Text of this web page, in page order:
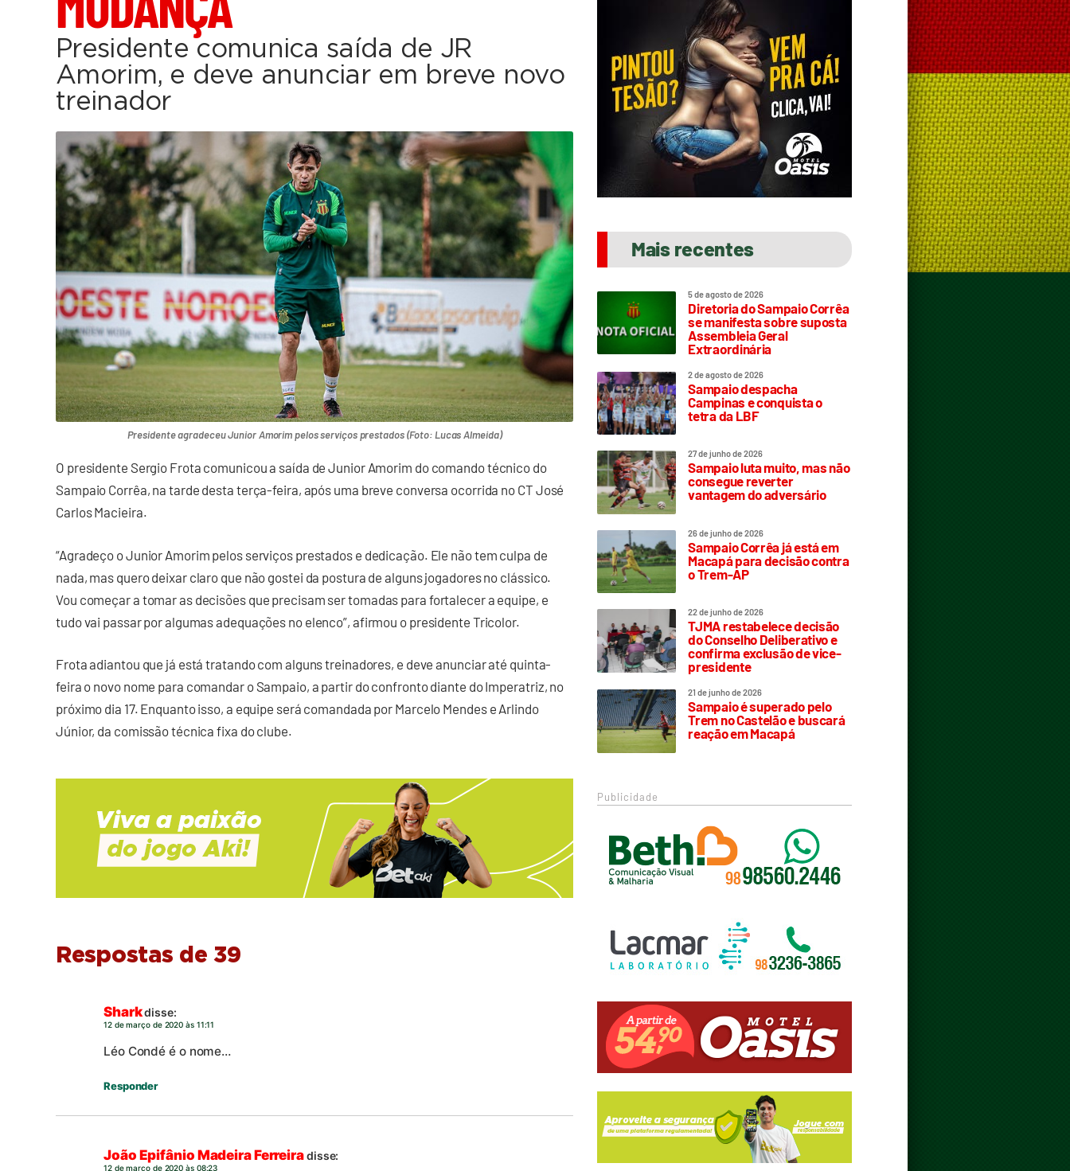
Presidente comunica saída de JR
Amorim, e deve anunciar em breve novo
treinador
Presidente agradeceu Junior Amorim pelos serviços prestados (Foto: Lucas Almeida)
O presidente Sergio Frota comunicou a saída de Junior Amorim do comando técnico do
Sampaio Corrêa, na tarde desta terça-feira, após uma breve conversa ocorrida no CT José
Carlos Macieira.
“Agradeço o Junior Amorim pelos serviços prestados e dedicação. Ele não tem culpa de
nada, mas quero deixar claro que não gostei da postura de alguns jogadores no clássico.
Vou começar a tomar as decisões que precisam ser tomadas para fortalecer a equipe, e
tudo vai passar por algumas adequações no elenco”, afirmou o presidente Tricolor.
Frota adiantou que já está tratando com alguns treinadores, e deve anunciar até quinta-
feira o novo nome para comandar o Sampaio, a partir do confronto diante do Imperatriz, no
próximo dia 17. Enquanto isso, a equipe será comandada por Marcelo Mendes e Arlindo
Júnior, da comissão técnica fixa do clube.
Respostas de 39
Sharkdisse:
12 de março de 2020 às 11:11
Léo Condé é o nome…
Responder
João Epifânio Madeira Ferreiradisse:
12 de março de 2020 às 08:23
Mais recentes
5 de agosto de 2026
Diretoria do Sampaio Corrêa
se manifesta sobre suposta
Assembleia Geral
Extraordinária
2 de agosto de 2026
Sampaio despacha
Campinas e conquista o
tetra da LBF
27 de junho de 2026
Sampaio luta muito, mas não
consegue reverter
vantagem do adversário
26 de junho de 2026
Sampaio Corrêa já está em
Macapá para decisão contra
o Trem-AP
22 de junho de 2026
TJMA restabelece decisão
do Conselho Deliberativo e
confirma exclusão de vice-
presidente
21 de junho de 2026
Sampaio é superado pelo
Trem no Castelão e buscará
reação em Macapá
Publicidade